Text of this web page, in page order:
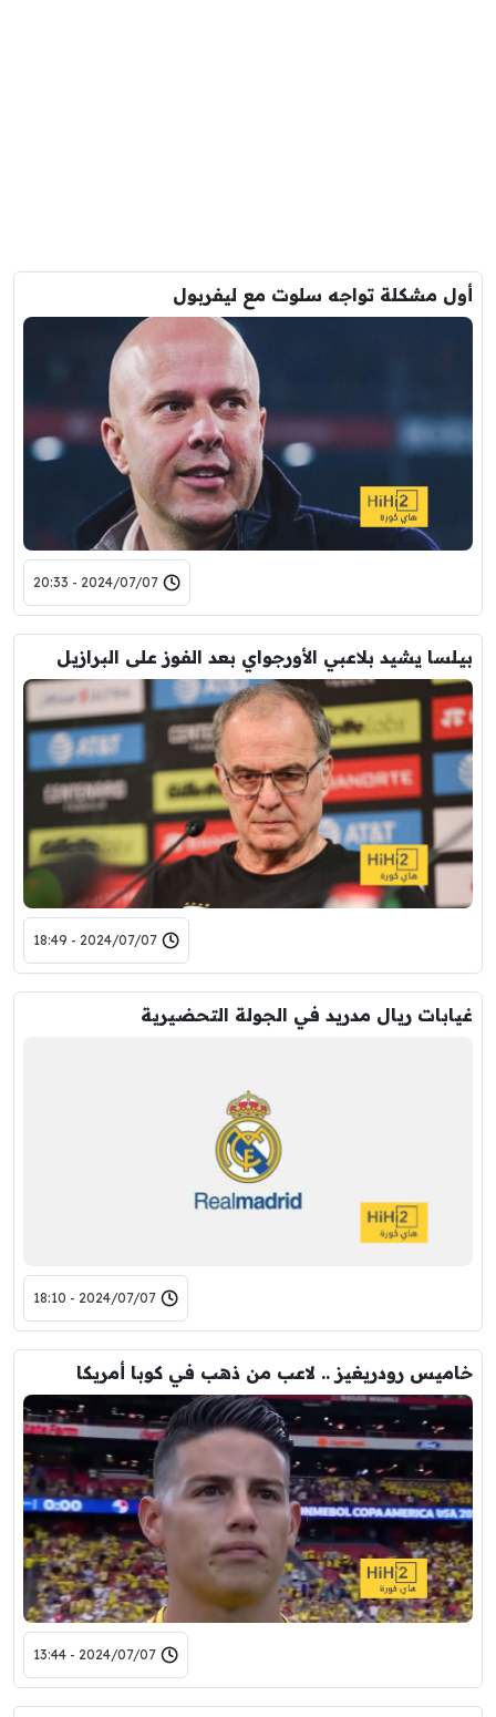
أول مشكلة تواجه سلوت مع ليفربول
2024/07/07 - 20:33
بيلسا يشيد بلاعبي الأورجواي بعد الفوز على البرازيل
2024/07/07 - 18:49
غيابات ريال مدريد في الجولة التحضيرية
2024/07/07 - 18:10
خاميس رودريغيز .. لاعب من ذهب في كوبا أمريكا
2024/07/07 - 13:44